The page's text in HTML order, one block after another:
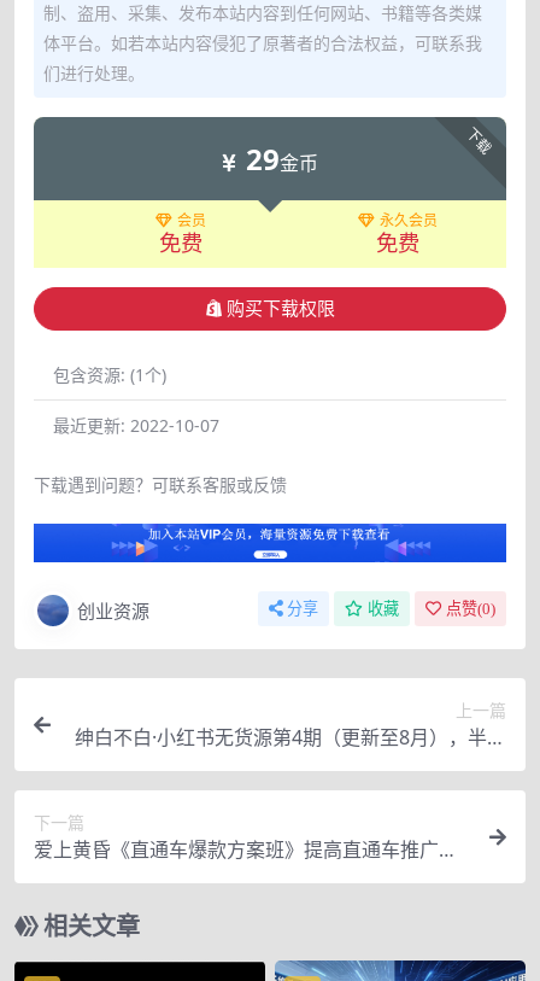
制、盗用、采集、发布本站内容到任何网站、书籍等各类媒
体平台。如若本站内容侵犯了原著者的合法权益，可联系我
们进行处理。
下载
29金币
会员
免费
永久会员
免费
购买下载权限
包含资源: (1个)
最近更新: 2022-10-07
下载遇到问题？可联系客服或反馈
创业资源 分享 收藏 点赞(0)
上一篇
绅白不白·小红书无货源第4期（更新至8月），半自
动店铺群，每天收益80-300
下一篇
爱上黄昏《直通车爆款方案班》提高直通车推广功
能：价值2980元
相关文章